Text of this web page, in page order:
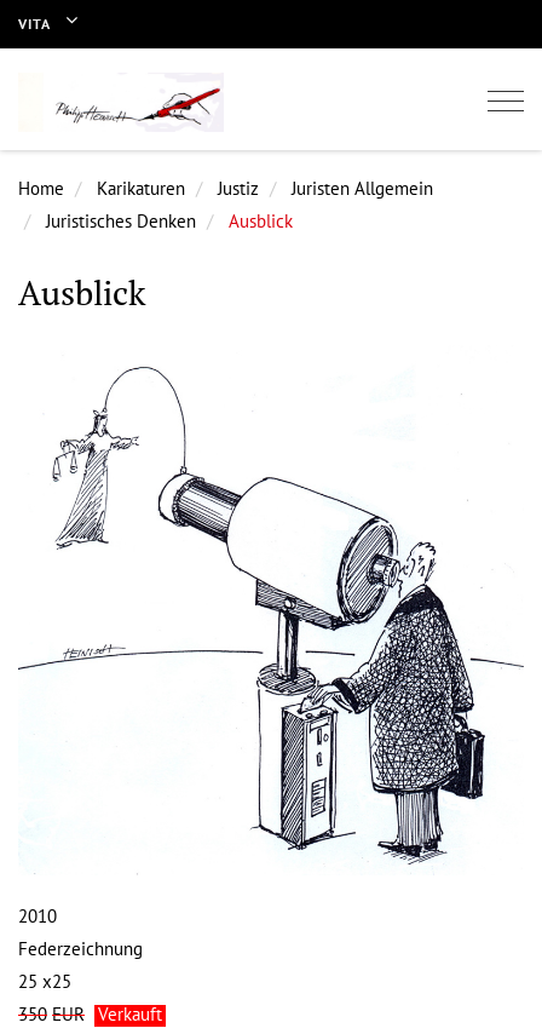
VITA
Home Karikaturen Justiz
Juristen Allgemein
Juristisches Denken
Ausblick
Ausblick
2010
Federzeichnung
25 x25
350 EUR Verkauft